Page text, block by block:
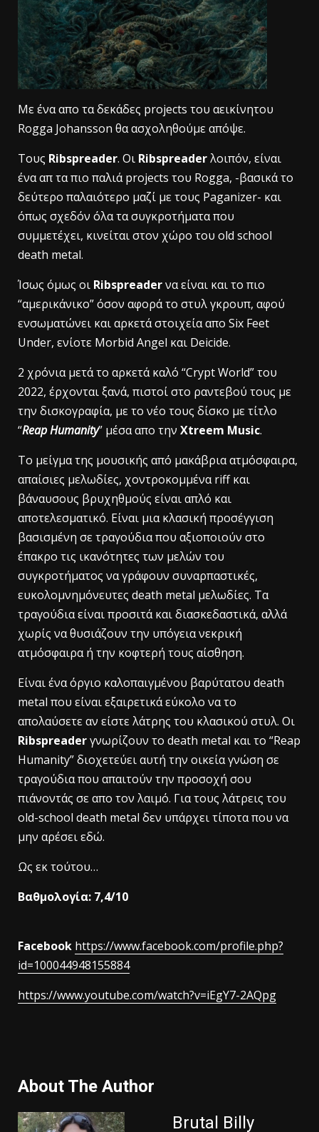
Με ένα απο τα δεκάδες projects του αεικίνητου
Rogga Johansson θα ασχοληθούμε απόψε.
Τους Ribspreader. Oι Ribspreaderλοιπόν, είναι
ένα απ τα πιο παλιά projects του Rogga, -βασικά το
δεύτερο παλαιότερο μαζί με τους Paganizer- και
όπως σχεδόν όλα τα συγκροτήματα που
συμμετέχει, κινείται στον χώρο του old school
death metal.
Ίσως όμως οι Ribspreaderνα είναι και το πιο
“αμερικάνικο” όσον αφορά το στυλ γκρουπ, αφού
ενσωματώνει και αρκετά στοιχεία απο Six Feet
Under, ενίοτε Morbid Angel και Deicide.
2 χρόνια μετά το αρκετά καλό “Crypt World” του
2022, έρχονται ξανά, πιστοί στο ραντεβού τους με
την δισκογραφία, με το νέο τους δίσκο με τίτλο
“Reap Humanity” μέσα απο την Xtreem Music.
Το μείγμα της μουσικής από μακάβρια ατμόσφαιρα,
απαίσιες μελωδίες, χοντροκομμένα riff και
βάναυσους βρυχηθμούς είναι απλό και
αποτελεσματικό. Είναι μια κλασική προσέγγιση
βασισμένη σε τραγούδια που αξιοποιούν στο
έπακρο τις ικανότητες των μελών του
συγκροτήματος να γράφουν συναρπαστικές,
ευκολομνημόνευτες death metal μελωδίες. Τα
τραγούδια είναι προσιτά και διασκεδαστικά, αλλά
χωρίς να θυσιάζουν την υπόγεια νεκρική
ατμόσφαιρα ή την κοφτερή τους αίσθηση.
Είναι ένα όργιο καλοπαιγμένου βαρύτατου death
metal που είναι εξαιρετικά εύκολο να τo
απολαύσετε αν είστε λάτρης του κλασικού στυλ. Οι
Ribspreaderγνωρίζουν το death metal και το “Reap
Humanity” διοχετεύει αυτή την οικεία γνώση σε
τραγούδια που απαιτούν την προσοχή σου
πιάνοντάς σε απο τον λαιμό. Για τους λάτρεις του
old-school death metal δεν υπάρχει τίποτα που να
μην αρέσει εδώ.
Ως εκ τούτου…
Βαθμολογία: 7,4/10
Facebook https://www.facebook.com/profile.php?
id=100044948155884
https://www.youtube.com/watch?v=iEgY7-2AQpg
About The Author
Brutal Billy